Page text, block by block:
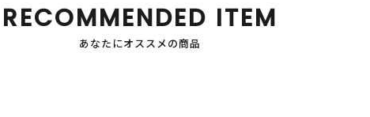
RECOMMENDED ITEM
あなたにオススメの商品